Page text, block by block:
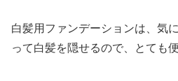
白髪用ファンデーションは、気
って白髪を隠せるので、とても